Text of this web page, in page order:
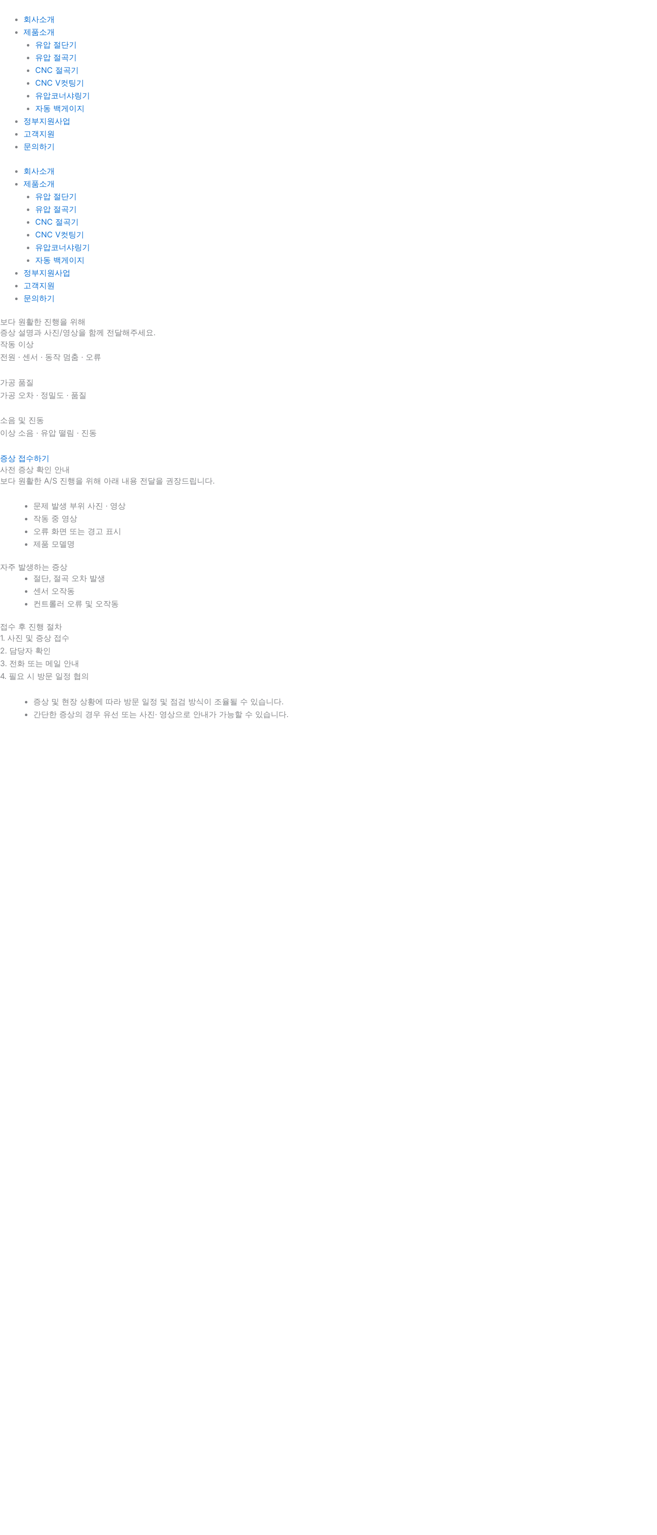
회사소개
제품소개
유압 절단기
유압 절곡기
CNC 절곡기
CNC V컷팅기
유압코너샤링기
자동 백게이지
정부지원사업
고객지원
문의하기
회사소개
제품소개
유압 절단기
유압 절곡기
CNC 절곡기
CNC V컷팅기
유압코너샤링기
자동 백게이지
정부지원사업
고객지원
문의하기
보다 원활한 진행을 위해
증상 설명과 사진/영상을 함께 전달해주세요.
작동 이상
전원 · 센서 · 동작 멈춤 · 오류
가공 품질
가공 오차 · 정밀도 · 품질
소음 및 진동
이상 소음 · 유압 떨림 · 진동
증상 접수하기
사전 증상 확인 안내
보다 원활한 A/S 진행을 위해 아래 내용 전달을 권장드립니다.
문제 발생 부위 사진 · 영상
작동 중 영상
오류 화면 또는 경고 표시
제품 모델명
자주 발생하는 증상
절단, 절곡 오차 발생
센서 오작동
컨트롤러 오류 및 오작동
접수 후 진행 절차
1. 사진 및 증상 접수
2. 담당자 확인
3. 전화 또는 메일 안내
4. 필요 시 방문 일정 협의
증상 및 현장 상황에 따라 방문 일정 및 점검 방식이 조율될 수 있습니다.
간단한 증상의 경우 유선 또는 사진· 영상으로 안내가 가능할 수 있습니다.